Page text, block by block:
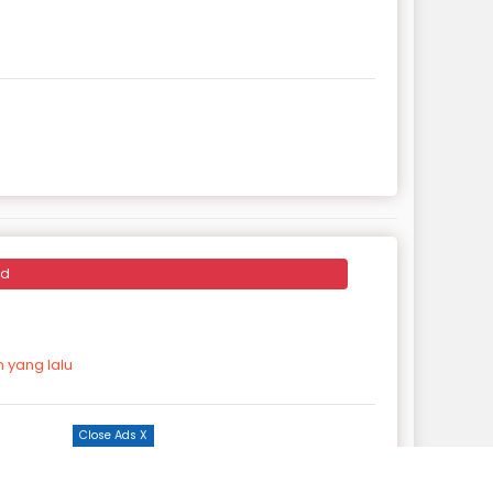
yang lalu
Close Ads X